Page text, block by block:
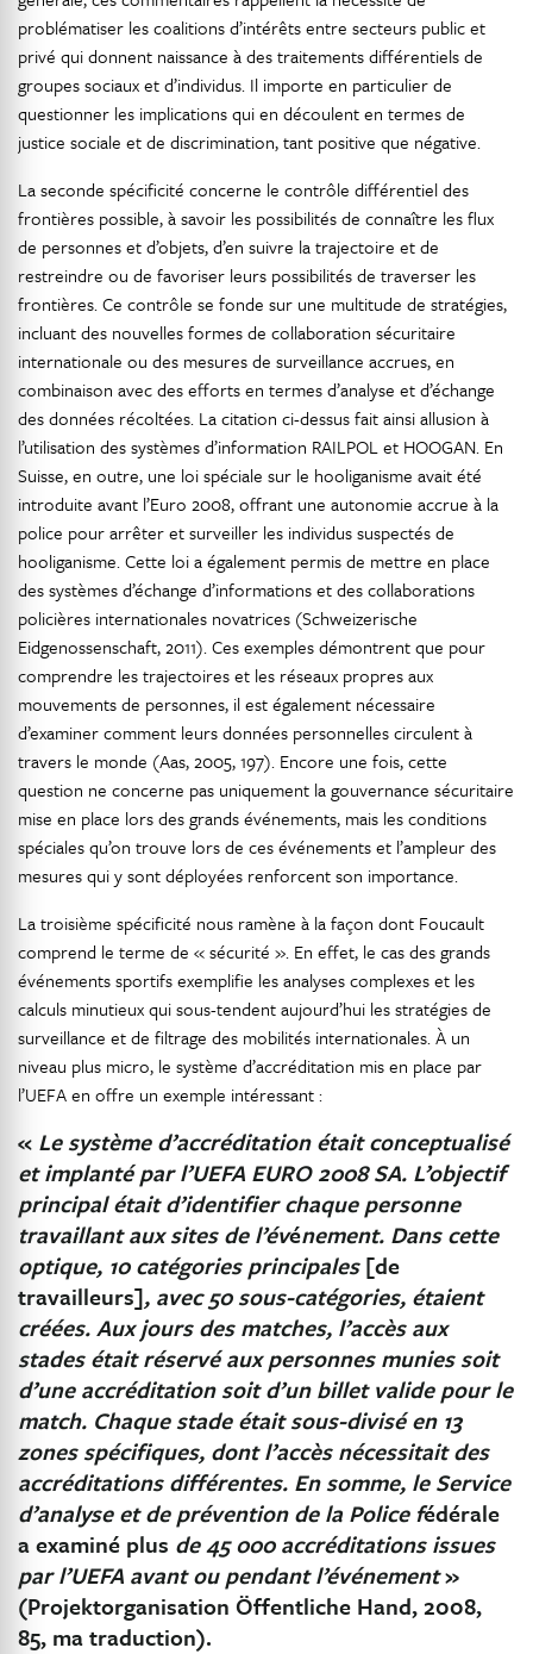
problématiser les coalitions d’intérêts entre secteurs public et
privé qui donnent naissance à des traitements différentiels de
groupes sociaux et d’individus. Il importe en particulier de
questionner les implications qui en découlent en termes de
justice sociale et de discrimination, tant positive que négative.
La seconde spécificité concerne le contrôle différentiel des
frontières possible, à savoir les possibilités de connaître les flux
de personnes et d’objets, d’en suivre la trajectoire et de
restreindre ou de favoriser leurs possibilités de traverser les
frontières. Ce contrôle se fonde sur une multitude de stratégies,
incluant des nouvelles formes de collaboration sécuritaire
internationale ou des mesures de surveillance accrues, en
combinaison avec des efforts en termes d’analyse et d’échange
des données récoltées. La citation ci-dessus fait ainsi allusion à
l’utilisation des systèmes d’information RAILPOL et HOOGAN. En
Suisse, en outre, une loi spéciale sur le hooliganisme avait été
introduite avant l’Euro 2008, offrant une autonomie accrue à la
police pour arrêter et surveiller les individus suspectés de
hooliganisme. Cette loi a également permis de mettre en place
des systèmes d’échange d’informations et des collaborations
policières internationales novatrices (Schweizerische
Eidgenossenschaft, 2011). Ces exemples démontrent que pour
comprendre les trajectoires et les réseaux propres aux
mouvements de personnes, il est également nécessaire
d’examiner comment leurs données personnelles circulent à
travers le monde (Aas, 2005, 197). Encore une fois, cette
question ne concerne pas uniquement la gouvernance sécuritaire
mise en place lors des grands événements, mais les conditions
spéciales qu’on trouve lors de ces événements et l’ampleur des
mesures qui y sont déployées renforcent son importance.
La troisième spécificité nous ramène à la façon dont Foucault
comprend le terme de « sécurité ». En effet, le cas des grands
événements sportifs exemplifie les analyses complexes et les
calculs minutieux qui sous-tendent aujourd’hui les stratégies de
surveillance et de filtrage des mobilités internationales. À un
niveau plus micro, le système d’accréditation mis en place par
l’UEFA en offre un exemple intéressant :
« Le système d’accréditation était conceptualisé
et implanté par l’UEFA EURO 2008 SA. L’objectif
principal était d’identifier chaque personne
travaillant aux sites de l’événement. Dans cette
optique, 10 catégories principales[de
travailleurs], avec 50 sous-catégories, étaient
créées. Aux jours des matches, l’accès aux
stades était réservé aux personnes munies soit
d’une accréditation soit d’un billet valide pour le
match. Chaque stade était sous-divisé en 13
zones spécifiques, dont l’accès nécessitait des
accréditations différentes. En somme, le Service
d’analyse et de prévention de la Police fédérale
a examiné plus de 45 000 accréditations issues
par l’UEFA avant ou pendant l’événement»
(Projektorganisation Öffentliche Hand, 2008,
85, ma traduction).